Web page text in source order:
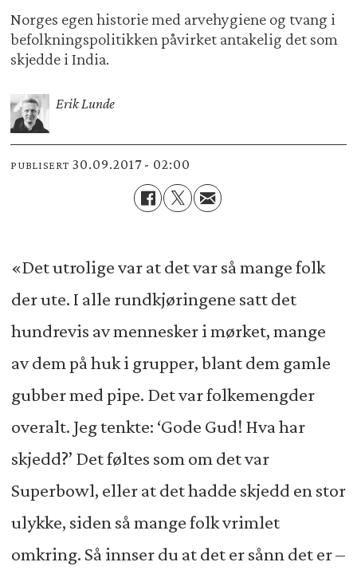
Norges egen historie med arvehygiene og tvang i
befolkningspolitikken påvirket antakelig det som
skjedde i India.
Erik Lunde
PUBLISERT 30.09.2017 - 02:00
«Det utrolige var at det var så mange folk
der ute. I alle rundkjøringene satt det
hundrevis av mennesker i mørket, mange
av dem på huk i grupper, blant dem gamle
gubber med pipe. Det var folkemengder
overalt. Jeg tenkte: ‘Gode Gud! Hva har
skjedd?’ Det føltes som om det var
Superbowl, eller at det hadde skjedd en stor
ulykke, siden så mange folk vrimlet
omkring. Så innser du at det er sånn det er –